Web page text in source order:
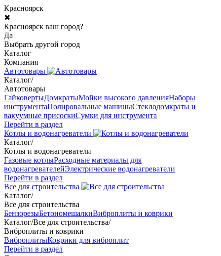
Красноярск
✖
Красноярск ваш город?
Да
Выбрать другой город
Каталог
Компания
Автотовары
Каталог/
Автотовары
ГайковертыДомкратыМойки высокого давленияНаборы
инструментаПолировальные машиныСтеклодомкраты и
вакуумные присоскиСумки для инструмента
Перейти в раздел
Котлы и водонагреватели
Каталог/
Котлы и водонагреватели
Газовые котлыРасходные материалы для
водонагревателейЭлектрические водонагреватели
Перейти в раздел
Все для строительства
Каталог/
Все для строительства
БензорезыБетономешалкиВиброплиты и коврики
Каталог/Все для строительства/
Виброплиты и коврики
ВиброплитыКоврики для виброплит
Перейти в раздел